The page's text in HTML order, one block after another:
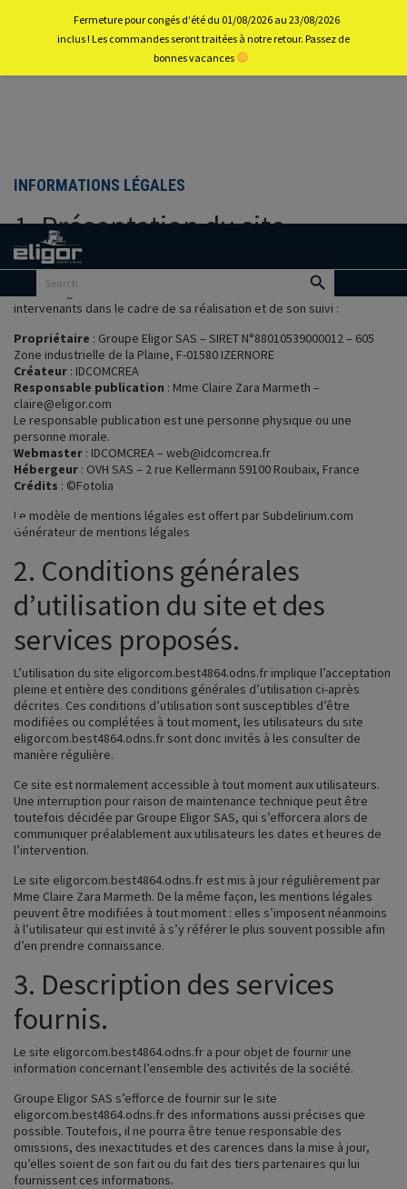
Back to
INFORMATIONS LÉGALES
1. Présentation du site.
En vertu de l'article 6 de la loi n° 2004-575 du 21 juin 2004 pour la
confiance dans l'économie numérique, il est précisé aux utilisateurs
du siteeligorcom.best4864.odns.fr
l'identité des différents
intervenants dans le cadre de sa réalisation et de son suivi :
Propriétaire : Groupe Eligor SAS – SIRET N°88010539000012 – 605
Zone industrielle de la Plaine, F-01580 IZERNORE
Créateur : IDCOMCREA
Responsable publication : Mme Claire Zara Marmeth –
claire@eligor.com
Le responsable publication est une personne physique ou une
personne morale.
Webmaster : IDCOMCREA – web@idcomcrea.fr
Hébergeur : OVH SAS – 2 rue Kellermann 59100 Roubaix, France
Crédits : ©Fotolia
Le modèle de mentions légales est offert par Subdelirium.com
Générateur de mentions légales
2. Conditions générales
d’utilisation du site et des
services proposés.
L’utilisation du site eligorcom.best4864.odns.fr implique l’acceptation
pleine et entière des conditions générales d’utilisation ci-après
décrites. Ces conditions d’utilisation sont susceptibles d’être
modifiées ou complétées à tout moment, les utilisateurs du site
eligorcom.best4864.odns.fr sont donc invités à les consulter de
manière régulière.
Ce site est normalement accessible à tout moment aux utilisateurs.
Une interruption pour raison de maintenance technique peut être
toutefois décidée par Groupe Eligor SAS, qui s’efforcera alors de
communiquer préalablement aux utilisateurs les dates et heures de
l’intervention.
Le site eligorcom.best4864.odns.fr est mis à jour régulièrement par
Mme Claire Zara Marmeth. De la même façon, les mentions légales
peuvent être modifiées à tout moment : elles s’imposent néanmoins
à l’utilisateur qui est invité à s’y référer le plus souvent possible afin
d’en prendre connaissance.
3. Description des services
fournis.
Le site eligorcom.best4864.odns.fr a pour objet de fournir une
information concernant l’ensemble des activités de la société.
Groupe Eligor SAS s’efforce de fournir sur le site
eligorcom.best4864.odns.fr des informations aussi précises que
possible. Toutefois, il ne pourra être tenue responsable des
omissions, des inexactitudes et des carences dans la mise à jour,
qu’elles soient de son fait ou du fait des tiers partenaires qui lui
fournissent ces informations.
Fermeture pour congés d'été du 01/08/2026 au 23/08/2026
inclus ! Les commandes seront traitées à notre retour. Passez de
bonnes vacances